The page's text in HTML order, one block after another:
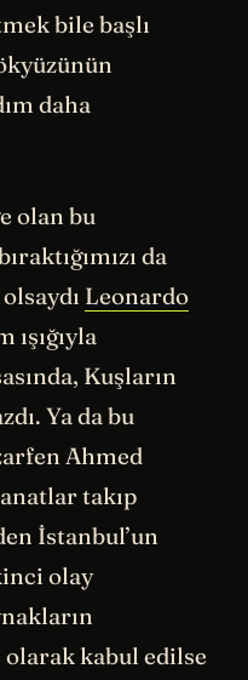
bile başlı
daha
olan bu
da
Leonardo
ışığıyla
Kuşların
Ya da bu
Ahmed
takıp
İstanbul’un
olay
kabul edilse